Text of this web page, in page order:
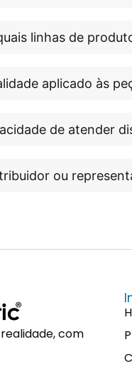
linhas de
aplicado às
de atender
ou
com